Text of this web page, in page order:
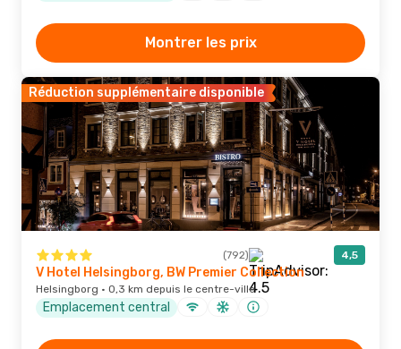
Montrer les prix
Réduction supplémentaire disponible
(792) 4,5
V Hotel Helsingborg, BW Premier Collection
Helsingborg · 0,3 km depuis le centre-ville
Emplacement central